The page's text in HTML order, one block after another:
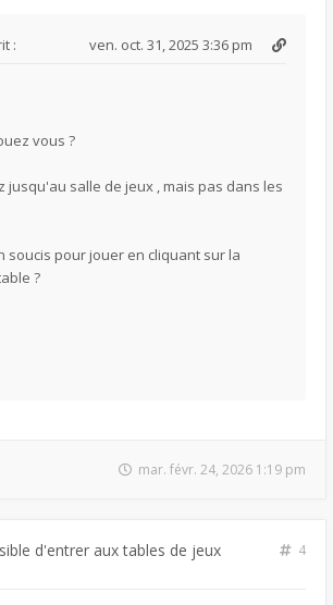
: ven. oct. 31, 2025 3:36 pm
vous ?
jusqu'au salle de jeux , mais pas dans les
soucis pour jouer en cliquant sur la
?
mar. févr. 24, 2026 1:19 pm
d'entrer aux tables de jeux
4